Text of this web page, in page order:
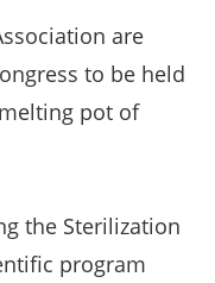
are
to be held
pot of
the Sterilization
program